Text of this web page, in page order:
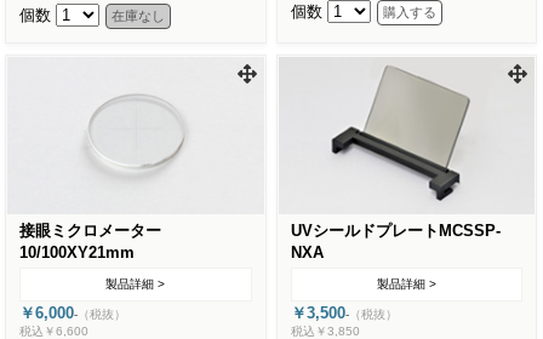
個数 個数
接眼ミクロメーター
10/100XY21mm
製品詳細 >
￥6,000- （税抜）
税込￥6,600
UVシールドプレートMCSSP-
NXA
製品詳細 >
￥3,500- （税抜）
税込￥3,850